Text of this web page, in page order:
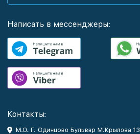
Написать в мессенджеры:
Контакты:
М.О. Г. Одинцово Бульвар М.Крылова 13